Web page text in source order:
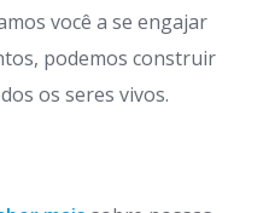
você a se engajar
podemos construir
os seres vivos.